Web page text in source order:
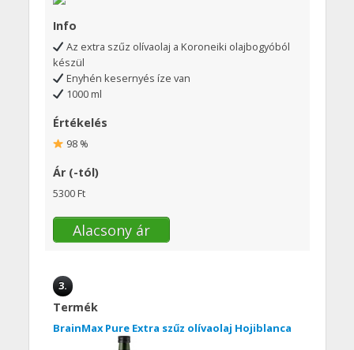
Info
Az extra szűz olívaolaj a Koroneiki olajbogyóból
készül
Enyhén kesernyés íze van
1000 ml
Értékelés
98 %
Ár (-tól)
5300 Ft
Alacsony ár
3.
Termék
BrainMax Pure Extra szűz olívaolaj Hojiblanca